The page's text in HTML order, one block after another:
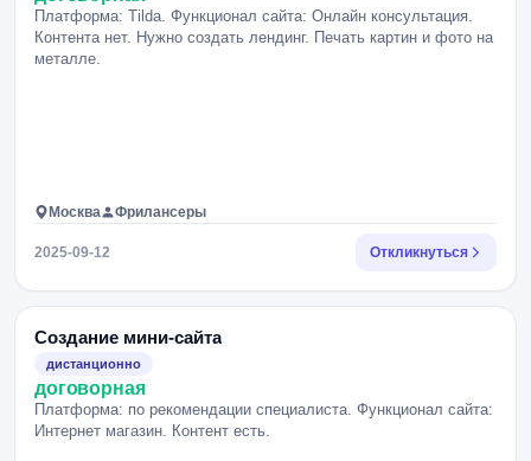
Платформа: Tilda. Функционал сайта: Онлайн консультация.
Контента нет. Нужно создать лендинг. Печать картин и фото на
металле.
Москва Фрилансеры
2025-09-12 Откликнуться
Создание мини-сайта
дистанционно
договорная
Платформа: по рекомендации специалиста. Функционал сайта:
Интернет магазин. Контент есть.